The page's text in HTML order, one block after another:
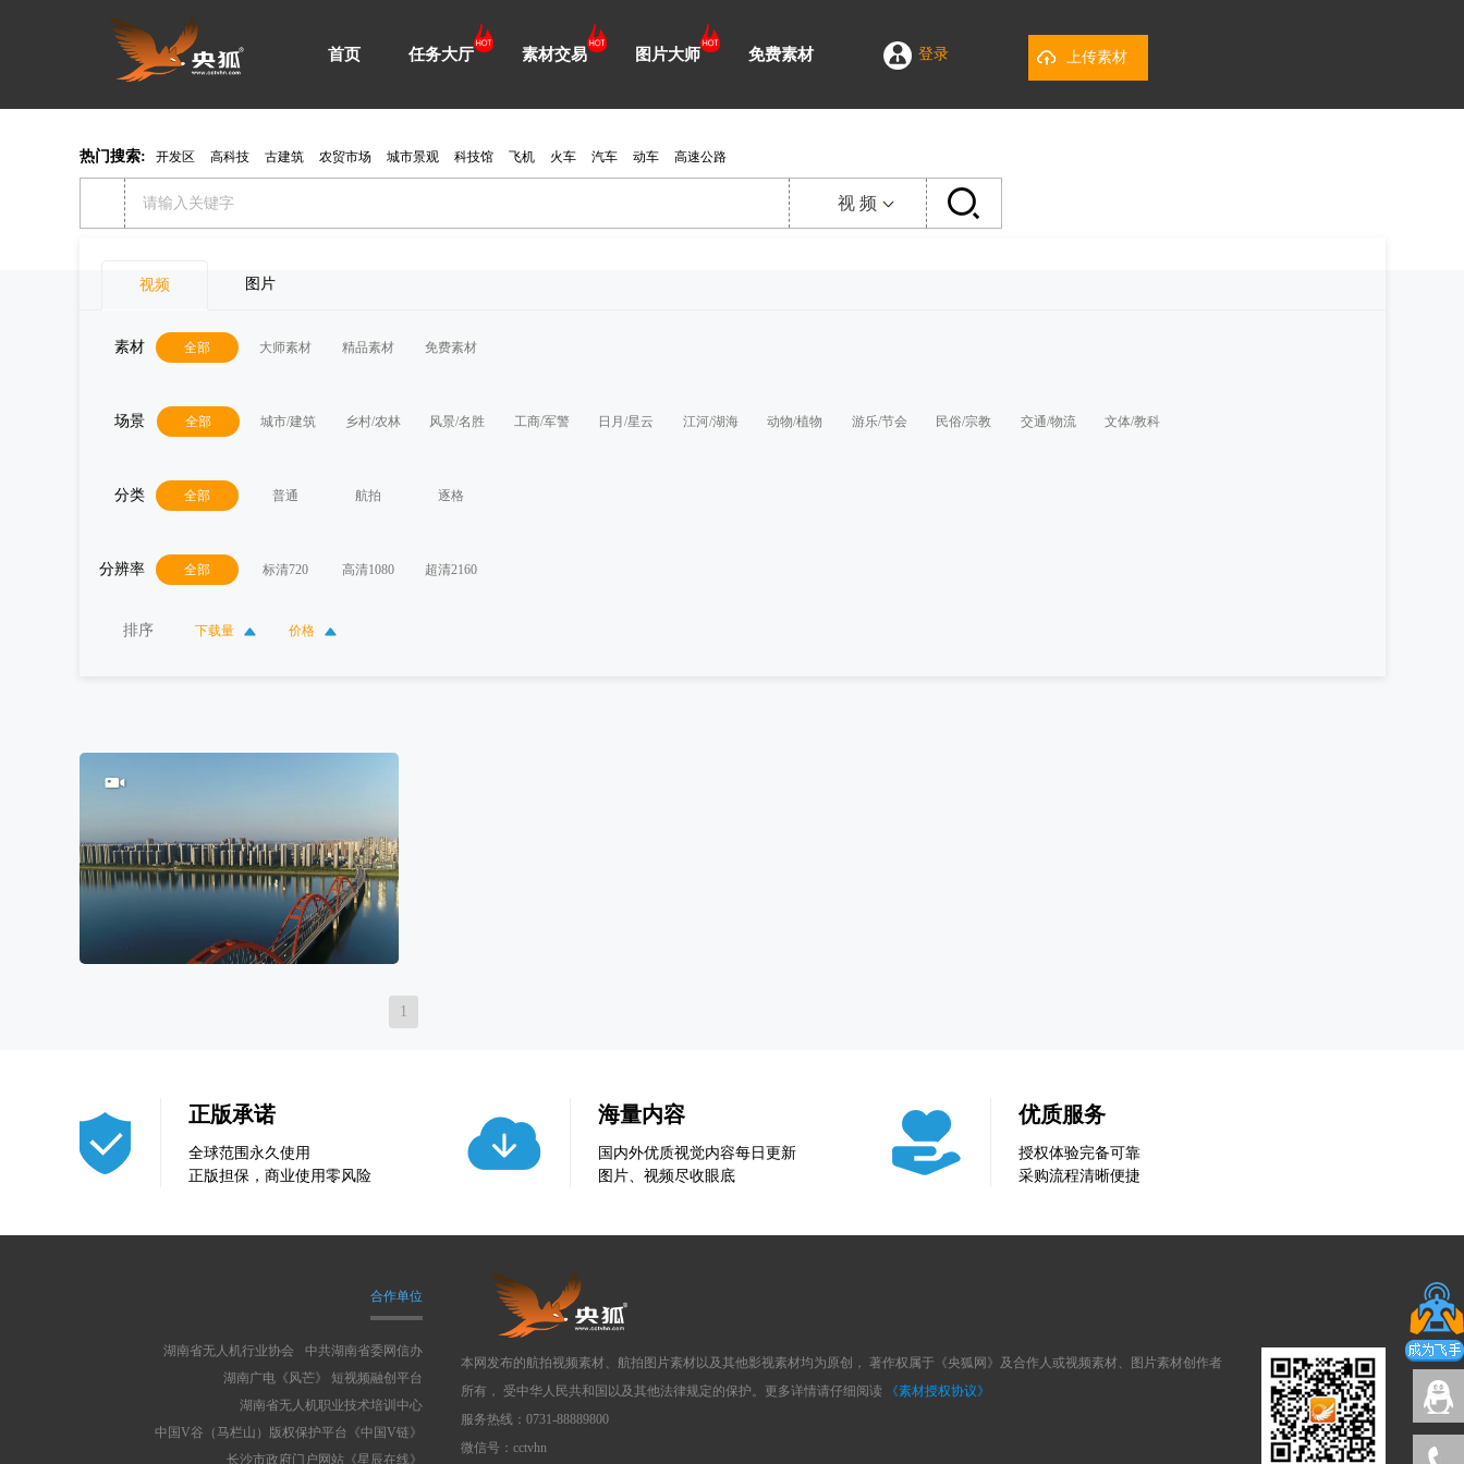
首页 任务大厅 素材交易 图片大师 免费素材 上传素材
登录
热门搜索: 开发区 高科技 古建筑 农贸市场 城市景观 科技馆 飞机 火车 汽车 动车 高速公路
视 频
视频 图片
素材 全部 大师素材 精品素材 免费素材
场景 全部 城市/建筑 乡村/农林 风景/名胜 工商/军警 日月/星云 江河/湖海 动物/植物 游乐/节会 民俗/宗教 交通/物流 文体/教科
分类 全部 普通 航拍 逐格
分辨率 全部 标清720 高清1080 超清2160
排序 下载量 价格
1
正版承诺
全球范围永久使用
正版担保，商业使用零风险
海量内容
国内外优质视觉内容每日更新
图片、视频尽收眼底
优质服务
授权体验完备可靠
采购流程清晰便捷
合作单位
中共湖南省委网信办
湖南省无人机行业协会
湖南广电《风芒》 短视频融创平台
湖南省无人机职业技术培训中心
中国V谷（马栏山）版权保护平台《中国V链》
长沙市政府门户网站《星辰在线》
本网发布的航拍视频素材、航拍图片素材以及其他影视素材均为原创， 著作权属于《央狐网》及合作人或视频素材、图片素材创作者
所有， 受中华人民共和国以及其他法律规定的保护。更多详情请仔细阅读
《素材授权协议》
服务热线：0731-88889800
微信号：cctvhn